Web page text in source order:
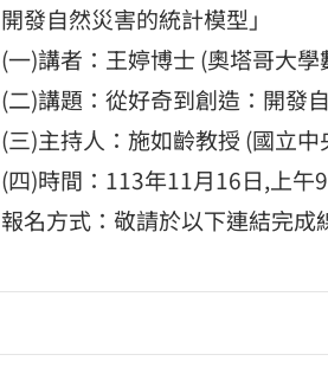
開發自然災害的統計模型」
(一)講者：王婷博士 (奧塔哥大
(二)講題：從好奇到創造：開發
(三)主持人：施如齡教授 (國立
(四)時間：113年11月16日,上午9
報名方式：敬請於以下連結完